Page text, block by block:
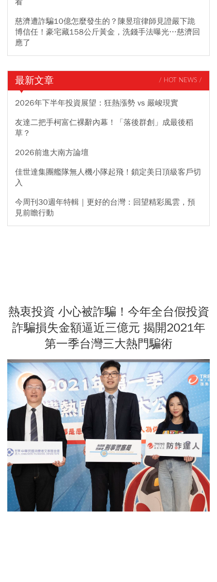
慈濟遭詐騙10億怎麼發生的？陳昱瑄律師見證嚴下跪
博信任！豪宅藏158公斤黃金，洗錢手法曝光…慈濟回
應了
最新文章 / HOT NEWS /
2026年下半年投資展望：狂熱漲勢 vs 嚴峻現實
友達二把手柯富仁裸辭內幕！「落後群創」成最後稻
草？
2026前進大南方論壇
佳世達集團艦隊無人機小隊起飛！鎖定美日頂級客戶切
入
今周刊30週年特輯｜更好的台灣：回望精彩風雲，預
見前瞻行動
熱衷投資 小心被詐騙！今年全台假投資
詐騙損失金額逼近三億元 揭開2021年
第一季台灣三大熱門騙術